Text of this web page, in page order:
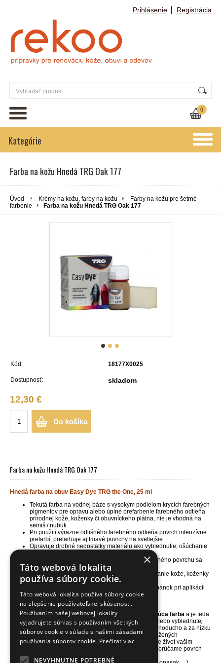
Prihlásenie Registrácia
0
Kategórie
Farba na kožu Hnedá TRG Oak 177
Úvod Krémy na kožu, farby na kožu
Farby na kožu pre šetrné
farbenie
Farba na kožu Hnedá TRG Oak 177
Kód: 18177X0025
Dostupnosť: skladom
12,30 €
Do košíka
Farba na kožu Hnedá TRG Oak 177
Hnedá farba na obuv Easy Dye TRG the One, 25 ml
Tekutá farba na vodnej báze s vysokým podielom krycích farebných
pigmentov pre opravu alebo úplné prefarbenie farebného odtieňa
prírodnej kože, koženky či obuvníckeho plátna, nie je vhodná na
semiš / nubuk
Pri použití výrazne odlišného farebného odtieňa povrch intenzívne
prefarbí, prefarbuje aj tmavé povrchy na svetlejšie
Opravuje drobné nedostatky materiálu ako vyblednutie, ošúchanie
a menšie odreniny, vracia materiálom ich farbu
Zachováva pôvodnú štruktúru povrchu, do farbeného povrchu sa
vsiakne a vďaka tomu nepraská a ani sa nelúpe
Skvelá i pre maľovanie alebo kreatívne dekorovanie kože, koženky
a obuvníckeho plátna
Jedno balenie 25ml vystačí na plochu 1 páru topánok pri aplikácii
1-2 vrstiev farby
Balenie obsahuje aj nanášaciu a brúsnu hubku
NÁŠ TIP- farba na kožu TRG Easy Dye je vysoko kryjúca farba a je teda
ideálna pre farbenie nepoškodenej, málo poškodenej alebo vyblednutej
kože, koženky či vyšúchaného obuvníckeho plátna. Jednoducho a za nízku
cenu zachránite poškodený povrch vašich topánok a kožených
doplnkov alebo zmeníte ich farbu na krajší odtieň. Vrátite život vašim
obľúbeným topánkam a doplnkom. Pred aplikáciou odporúčame povrch
vyčistiť a odmastniť čističom
Universal cleaner.
×
Táto webová lokalita
používa súbory cookie.
Táto webová lokalita používa súbory cookie
na zlepšenie používateľskej skúsenosti.
Používaním našej webovej lokality
vyjadrujete súhlas s používaním všetkých
súborov cookie v súlade s našimi zásadami
používania súborov cookie. Prečítať viac
NEVYHNUTNE POTREBNÉ